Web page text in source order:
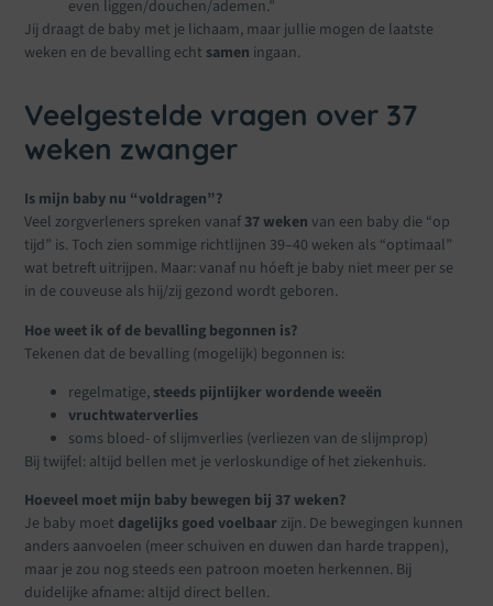
even liggen/douchen/ademen.”
Jij draagt de baby met je lichaam, maar jullie mogen de laatste
weken en de bevalling echt samen ingaan.
Veelgestelde vragen over 37
weken zwanger
Is mijn baby nu “voldragen”?
Veel zorgverleners spreken vanaf 37 weken van een baby die “op
tijd” is. Toch zien sommige richtlijnen 39–40 weken als “optimaal”
wat betreft uitrijpen. Maar: vanaf nu hóeft je baby niet meer per se
in de couveuse als hij/zij gezond wordt geboren.
Hoe weet ik of de bevalling begonnen is?
Tekenen dat de bevalling (mogelijk) begonnen is:
regelmatige, steeds pijnlijker wordende weeën
vruchtwaterverlies
soms bloed- of slijmverlies (verliezen van de slijmprop)
Bij twijfel: altijd bellen met je verloskundige of het ziekenhuis.
Hoeveel moet mijn baby bewegen bij 37 weken?
Je baby moet dagelijks goed voelbaar zijn. De bewegingen kunnen
anders aanvoelen (meer schuiven en duwen dan harde trappen),
maar je zou nog steeds een patroon moeten herkennen. Bij
duidelijke afname: altijd direct bellen.